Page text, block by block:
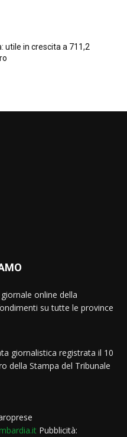
utile in crescita a 711,2
online della
su tutte le province
giornalistica registrata il 10
della Stampa del Tribunale
Pubblicità: